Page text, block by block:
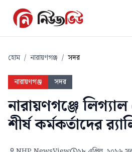
হোম / নারায়ণগঞ্জ / সদর
নারায়ণগঞ্জ সদর
নারায়ণগঞ্জে
শীর্ষ কর্মকর্তাদের